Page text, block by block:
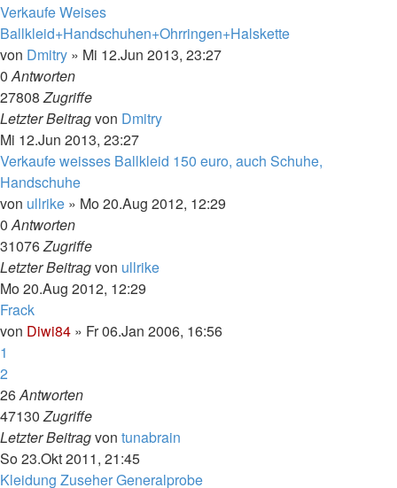
Verkaufe Weises
Ballkleid+Handschuhen+Ohrringen+Halskette
von Dmitry » Mi 12.Jun 2013, 23:27
0Antworten
27808Zugriffe
Letzter Beitragvon Dmitry
Mi 12.Jun 2013, 23:27
Verkaufe weisses Ballkleid 150 euro, auch Schuhe,
Handschuhe
von ullrike » Mo 20.Aug 2012, 12:29
0Antworten
31076Zugriffe
Letzter Beitragvon ullrike
Mo 20.Aug 2012, 12:29
Frack
von Diwi84 » Fr 06.Jan 2006, 16:56
1
2
26Antworten
47130Zugriffe
Letzter Beitragvon tunabrain
So 23.Okt 2011, 21:45
Kleidung Zuseher Generalprobe